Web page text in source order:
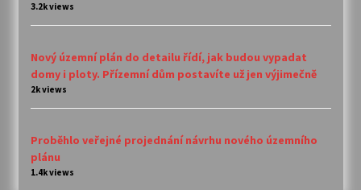
3.2k views
Nový územní plán do detailu řídí, jak budou vypadat
domy i ploty. Přízemní dům postavíte už jen výjimečně
2k views
Proběhlo veřejné projednání návrhu nového územního
plánu
1.4k views